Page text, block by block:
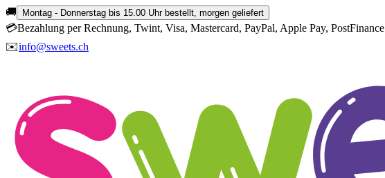
🚚 Montag - Donnerstag bis 15.00 Uhr bestellt, morgen geliefert
💳Bezahlung per Rechnung, Twint, Visa, Mastercard, PayPal, Apple Pay, PostFinance
✉️info@sweets.ch